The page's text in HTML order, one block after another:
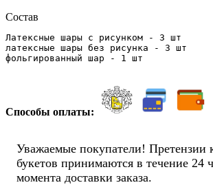
Состав
Латексные шары с рисунком - 3 шт
латексные шары без рисунка - 3 шт
фольгированный шар - 1 шт
Способы оплаты:
Уважаемые покупатели! Претензии
букетов принимаются в течение 24
момента доставки заказа.